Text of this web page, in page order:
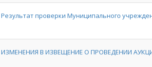
Результат проверки Муниципального
ИЗМЕНЕНИЯ В ИЗВЕЩЕНИЕ О ПРОВЕДЕНИИ